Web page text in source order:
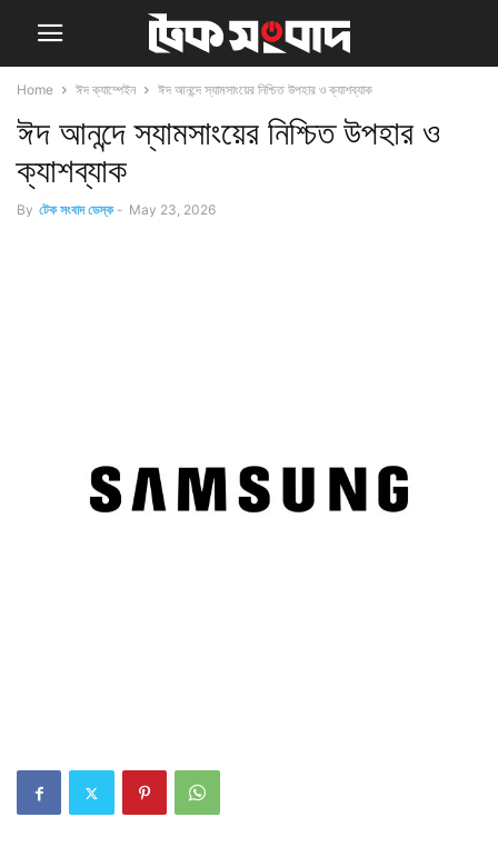
Home ঈদ ক্যাম্পেইন ঈদ আনন্দে স্যামসাংয়ের নিশ্চিত উপহার ও ক্যাশব্যাক
ঈদ আনন্দে স্যামসাংয়ের নিশ্চিত উপহার ও
ক্যাশব্যাক
By টেক সংবাদ ডেস্ক - May 23, 2026